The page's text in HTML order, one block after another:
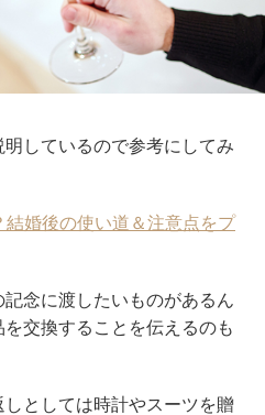
しているので参考にしてみ
婚後の使い道＆注意点をプ
念に渡したいものがあるん
交換することを伝えるのも
としては時計やスーツを贈